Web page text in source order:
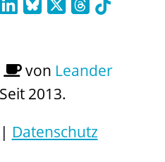
von Leander
2013.
| Datenschutz